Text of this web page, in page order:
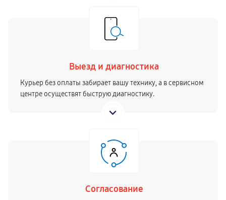
Выезд и диагностика
Курьер без оплаты забирает вашу технику, а в сервисном
центре осуществят быструю диагностику.
Согласование